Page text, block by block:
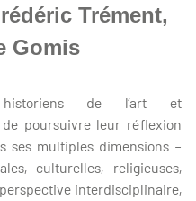
Trément,
Gomis
historiens de l’art et
poursuivre leur réflexion
ses multiples dimensions –
culturelles, religieuses,
interdisciplinaire,